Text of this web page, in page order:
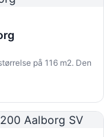
på 116 m2. Den